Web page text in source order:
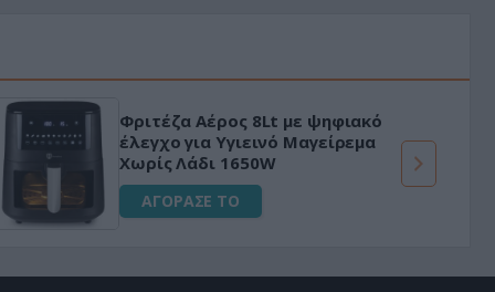
Φριτέζα Αέρος 8Lt με ψηφιακό
έλεγχο για Υγιεινό Μαγείρεμα
Χωρίς Λάδι 1650W
ΑΓΟΡΑΣΕ ΤΟ